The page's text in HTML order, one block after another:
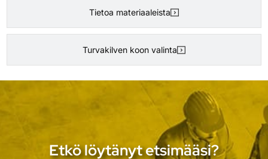
Tietoa materiaaleista
Turvakilven koon valinta
Etkö löytänyt etsimääsi?